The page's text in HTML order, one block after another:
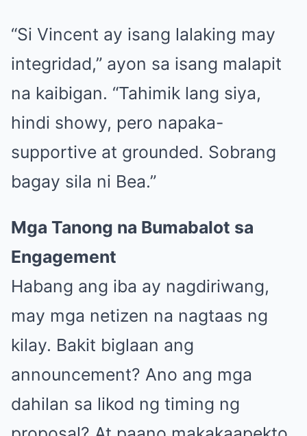
“Si Vincent ay isang lalaking may
integridad,” ayon sa isang malapit
na kaibigan. “Tahimik lang siya,
hindi showy, pero napaka-
supportive at grounded. Sobrang
bagay sila ni Bea.”
Mga Tanong na Bumabalot sa
Engagement
Habang ang iba ay nagdiriwang,
may mga netizen na nagtaas ng
kilay. Bakit biglaan ang
announcement? Ano ang mga
dahilan sa likod ng timing ng